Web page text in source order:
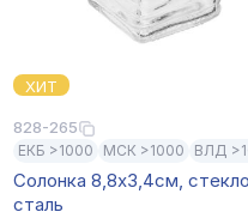
ХИТ
828-265
ЕКБ >1000 МСК >1000 ВЛД
Солонка 8,8х3,4см,
сталь